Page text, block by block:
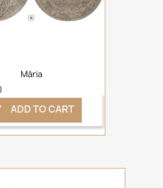
Mária
ADD TO CART